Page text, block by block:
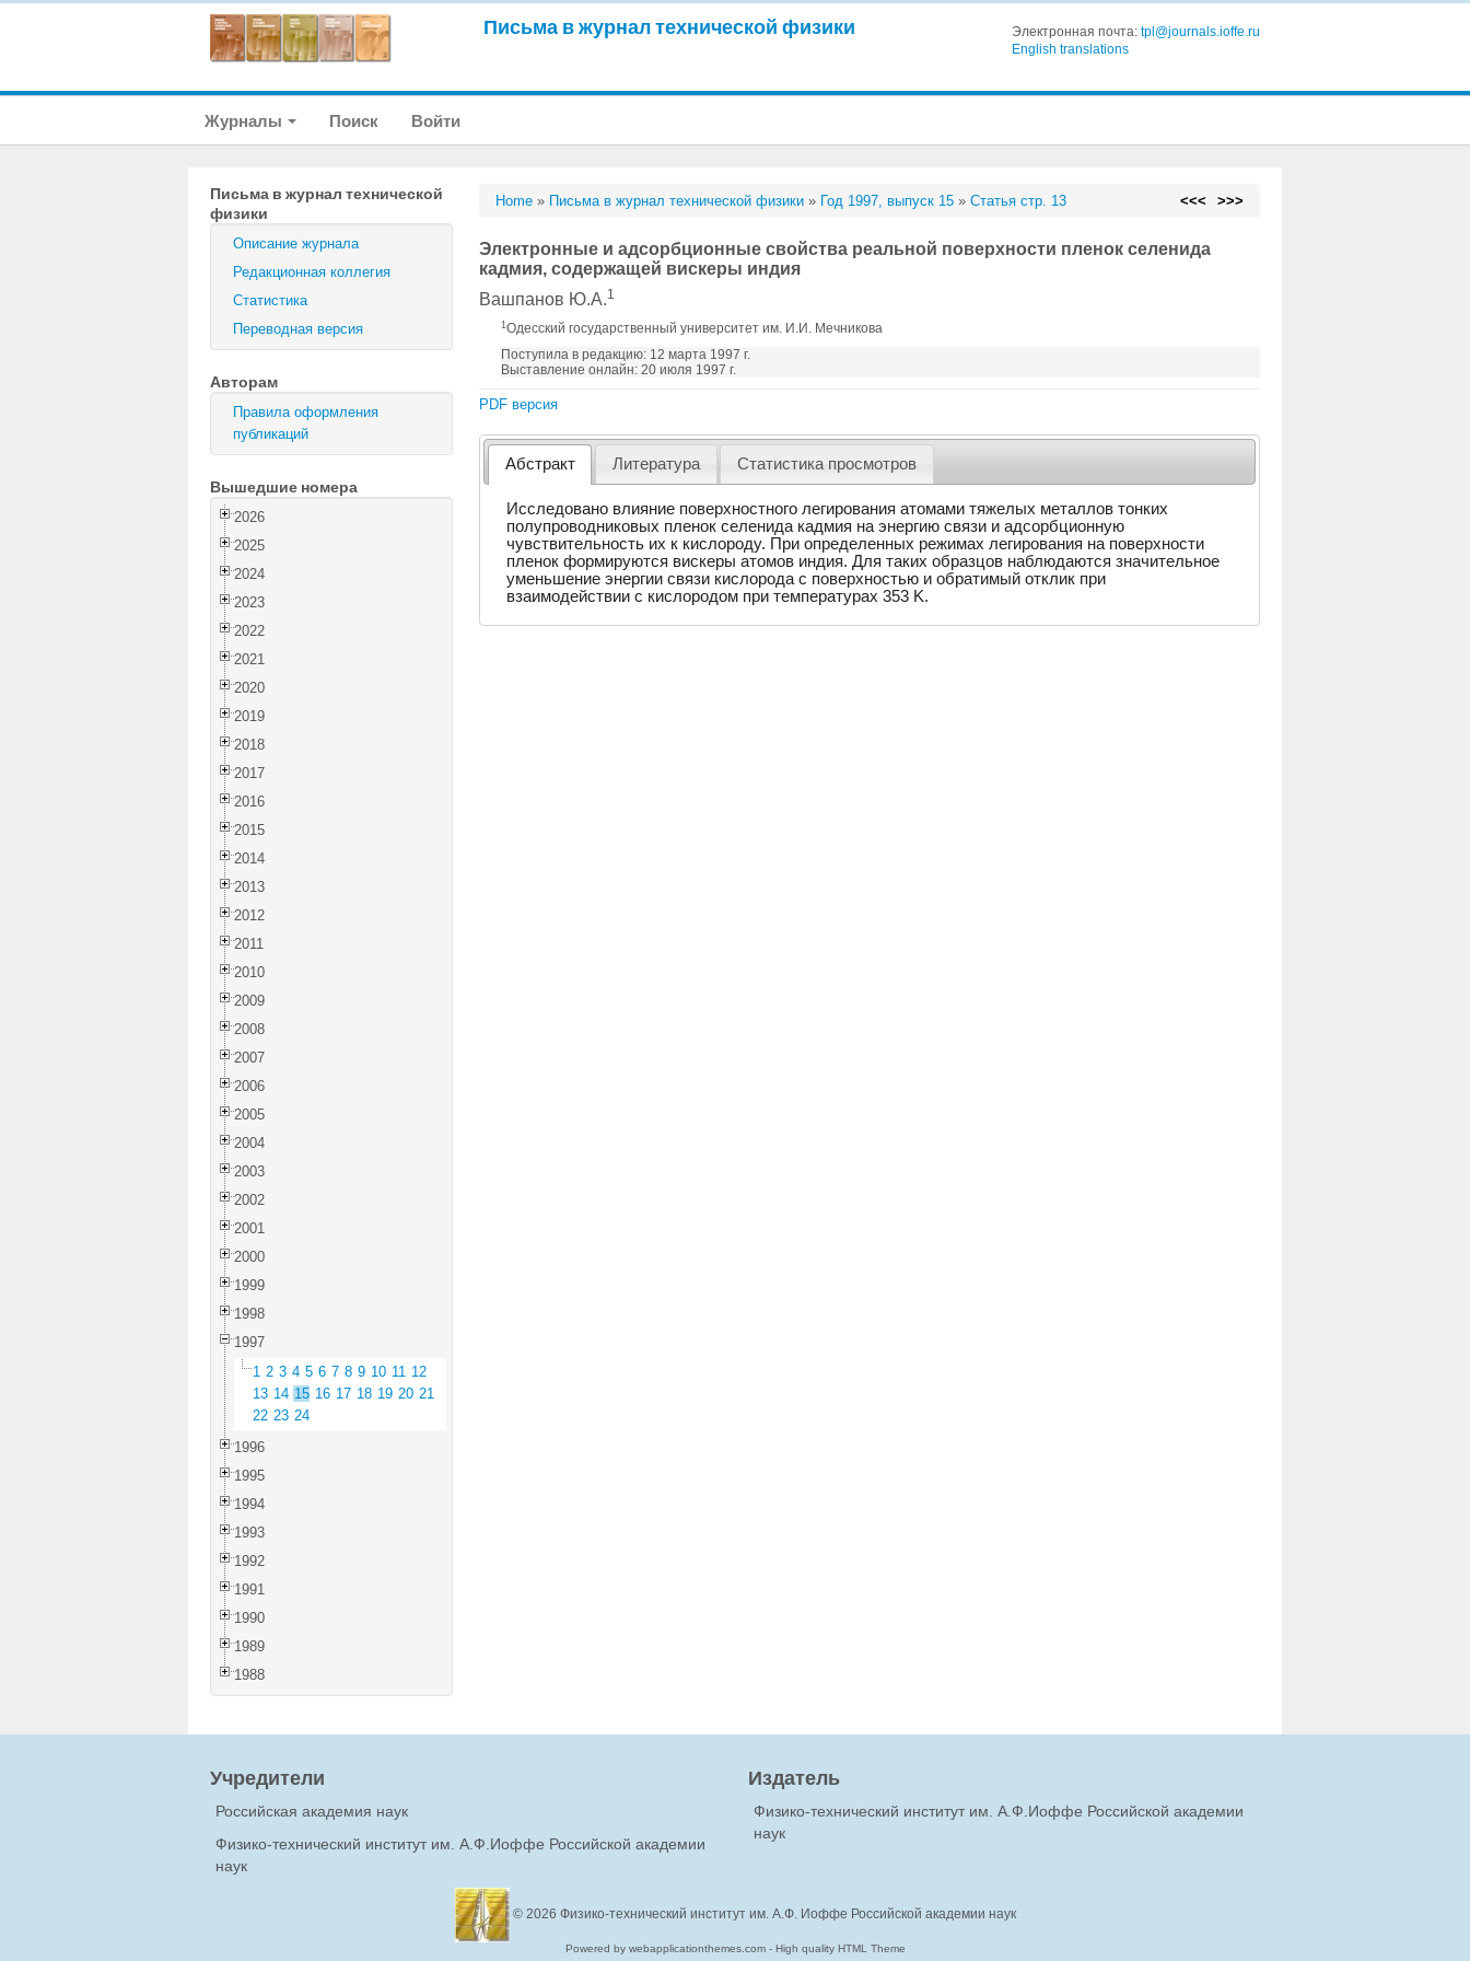
Письма в журнал технической физики Электронная почта: tpl@journals.ioffe.ru
English translations
Журналы Поиск Войти
Письма в журнал технической
физики
Описание журнала
Редакционная коллегия
Статистика
Переводная версия
Авторам
Правила оформления
публикаций
Вышедшие номера
2026
2025
2024
2023
2022
2021
2020
2019
2018
2017
2016
2015
2014
2013
2012
2011
2010
2009
2008
2007
2006
2005
2004
2003
2002
2001
2000
1999
1998
1997
1 2 3 4 5 6 7 8 9 10 11 12
13 14 15 16 17 18 19 20 21
22 23 24
1996
1995
1994
1993
1992
1991
1990
1989
1988
Home » Письма в журнал технической физики » Год 1997, выпуск 15 »Статья стр. 13 <<< >>>
Электронные и адсорбционные свойства реальной поверхности пленок селенида
кадмия, содержащей вискеры индия
Вашпанов Ю.А.1
1Одесский государственный университет им. И.И. Мечникова
Поступила в редакцию: 12 марта 1997 г.
Выставление онлайн: 20 июля 1997 г.
PDF версия
Абстракт Литература Статистика просмотров
Исследовано влияние поверхностного легирования атомами тяжелых металлов тонких
полупроводниковых пленок селенида кадмия на энергию связи и адсорбционную
чувствительность их к кислороду. При определенных режимах легирования на поверхности
пленок формируются вискеры атомов индия. Для таких образцов наблюдаются значительное
уменьшение энергии связи кислорода с поверхностью и обратимый отклик при
взаимодействии с кислородом при температурах 353 K.
Учредители
Российская академия наук
Физико-технический институт им. А.Ф.Иоффе Российской академии
наук
Издатель
Физико-технический институт им. А.Ф.Иоффе Российской академии
наук
© 2026 Физико-технический институт им. А.Ф. Иоффе Российской академии наук
Powered by webapplicationthemes.com - High quality HTML Theme